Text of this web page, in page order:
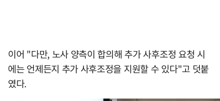
이어 "다만, 노사 양측이 합의해 추가 사후조정 요청 시
에는 언제든지 추가 사후조정을 지원할 수 있다"고 덧붙
였다.